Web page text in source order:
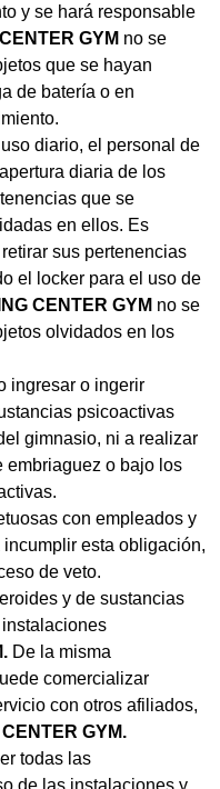
y se hará responsable
GYM no se
que se hayan
de batería o en
diario, el personal de
diaria de los
que se
en ellos. Es
sus pertenencias
el locker para el uso de
CENTER GYM no se
olvidados en los
ingresar o ingerir
psicoactivas
gimnasio, ni a realizar
embriaguez o bajo los
con empleados y
esta obligación,
de veto.
y de sustancias
De la misma
comercializar
con otros afiliados,
GYM.
todas las
de las instalaciones y